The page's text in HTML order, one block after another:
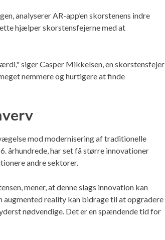
analyserer AR-app’en skorstenens indre
hjælper skorstensfejerne med at
siger Casper Mikkelsen, en skorstensfejer
nemmere og hurtigere at finde
mod modernisering af traditionelle
århundrede, har set få større innovationer
andre sektorer.
mener, at denne slags innovation kan
augmented reality kan bidrage til at opgradere
nødvendige. Det er en spændende tid for